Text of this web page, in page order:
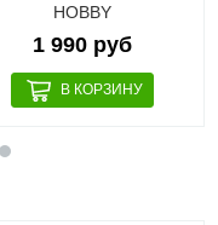
HOBBY
1 990 руб